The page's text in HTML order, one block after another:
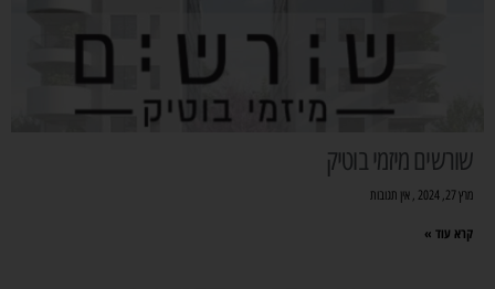
שורשים מיזמי בוטיק
מרץ 27, 2024 אין תגובות
קרא עוד »